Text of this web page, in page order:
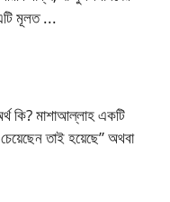
মূলত ...
তাই হয়েছে” অথবা